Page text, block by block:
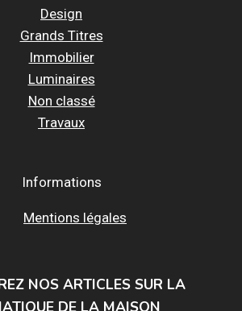
Design
Grands Titres
Immobilier
Luminaires
Non classé
Travaux
Informations
Mentions légales
NOS ARTICLES SUR LA
DE LA MAISON